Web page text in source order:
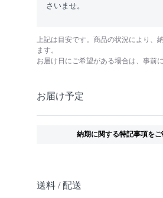
さいませ。
上記は目安です。商品の状況により、
ます。
お届け日にご希望がある場合は、事前
お届け予定
納期に関する特記事項をご
送料 / 配送